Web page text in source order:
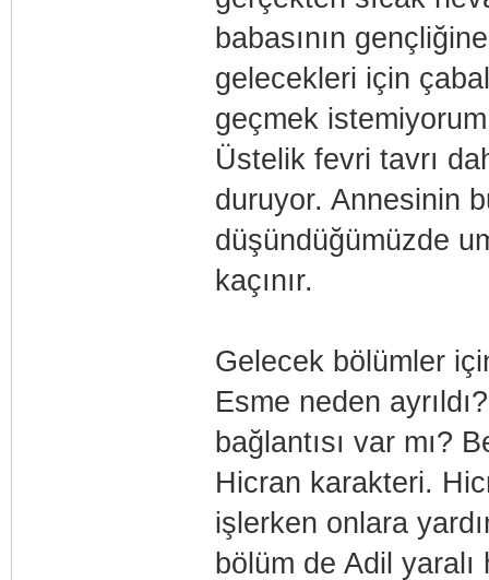
babasının
gelecekleri için
geçmek
Üstelik fevri tavrı
duruyor. Annesinin
düşündüğümüzde
kaçınır.
Gelecek bölümler
Esme neden
bağlantısı var mı?
Hicran karakteri.
işlerken onlara
bölüm de Adil